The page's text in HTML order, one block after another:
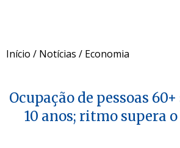
Início / Notícias / Economia
Ocupação de pessoas
10 anos; ritmo supera